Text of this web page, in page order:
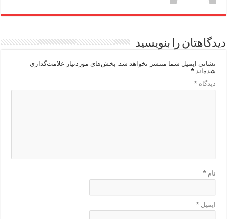
دیدگاهتان را بنویسید
نشانی ایمیل شما منتشر نخواهد شد. بخش‌های موردنیاز علامت‌گذاری
شده‌اند*
دیدگاه*
نام*
ایمیل*